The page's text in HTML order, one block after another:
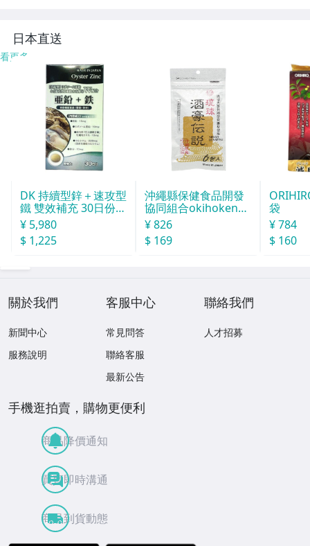
日本直送
看更多
DK 持續型鋅＋速攻型
鐵 雙效補充 30日份 1
20粒
¥ 5,980
$ 1,225
沖繩縣保健食品開發
協同組合okihoken琉
球酒豪傳說 6包
¥ 826
$ 169
袋
¥ 784
$ 160
關於我們
新聞中心
服務說明
客服中心
常見問答
聯絡客服
最新公告
聯絡我們
人才招募
手機逛拍賣，購物更便利
商品降價通知
買賣即時溝通
商品到貨動態